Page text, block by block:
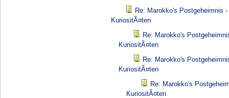
Re: Marokko's Postgeheimnis -
KuriositÃ¤ten
Re: Marokko's
KuriositÃ¤ten
Re: Marokko's
KuriositÃ¤ten
Re: Marokko's
KuriositÃ¤ten